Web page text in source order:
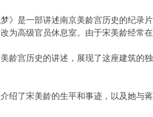
梦》是一部讲述南京美龄宫历史的纪
为高级官员休息室。由于宋美龄经常
龄宫历史的讲述，展现了这座建筑的
绍了宋美龄的生平和事迹，以及她与